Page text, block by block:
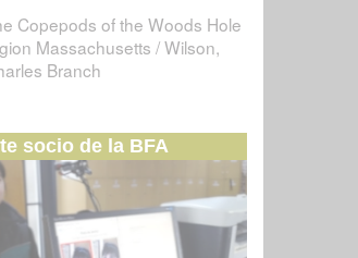
Copepods of the Woods Hole
Massachusetts / Wilson,
Branch
socio de la BFA